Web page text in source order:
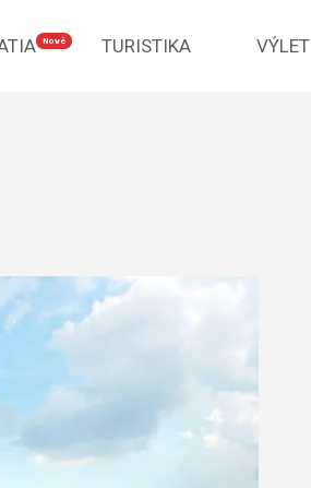
Nové TURISTIKA VÝLET